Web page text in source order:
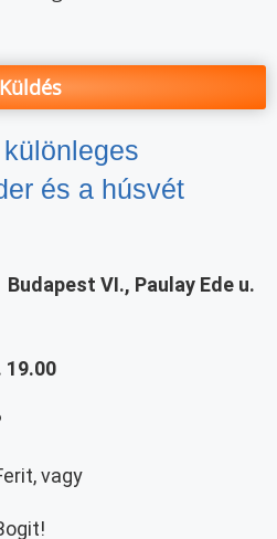
Küldés
és a húsvét
VI., Paulay Ede u.
19.00
vagy